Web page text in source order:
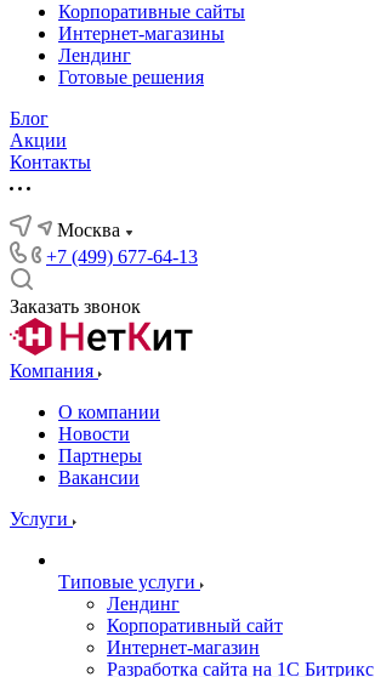
Корпоративные сайты
Интернет-магазины
Лендинг
Готовые решения
Блог
Акции
Контакты
Москва
+7 (499) 677-64-13
Заказать звонок
Компания
О компании
Новости
Партнеры
Вакансии
Услуги
Типовые услуги
Лендинг
Корпоративный сайт
Интернет-магазин
Разработка сайта на 1С Битрикс